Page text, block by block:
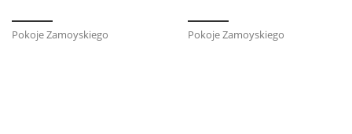
Pokoje Zamoyskiego Pokoje Zamoyskiego